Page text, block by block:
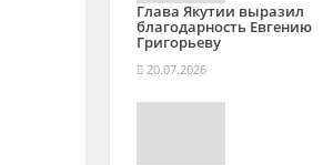
Глава Якутии выразил
благодарность Евгению
Григорьеву
20.07.2026